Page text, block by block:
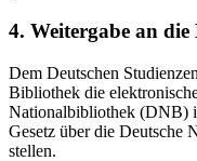
4. Weitergabe an
Dem Deutschen
Bibliothek die
Nationalbibliothek (DNB)
Gesetz über die Deutsche
stellen.